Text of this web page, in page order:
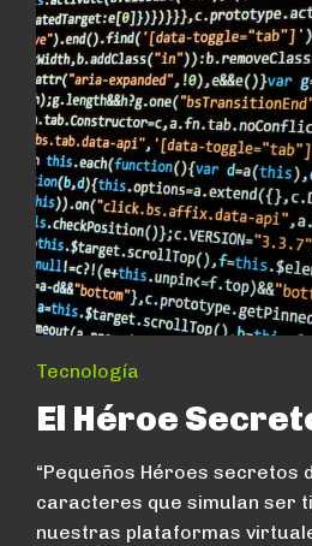
Tecnología
El Héroe
“Pequeños Héroes secretos
caracteres que simulan ser
nuestras plataformas